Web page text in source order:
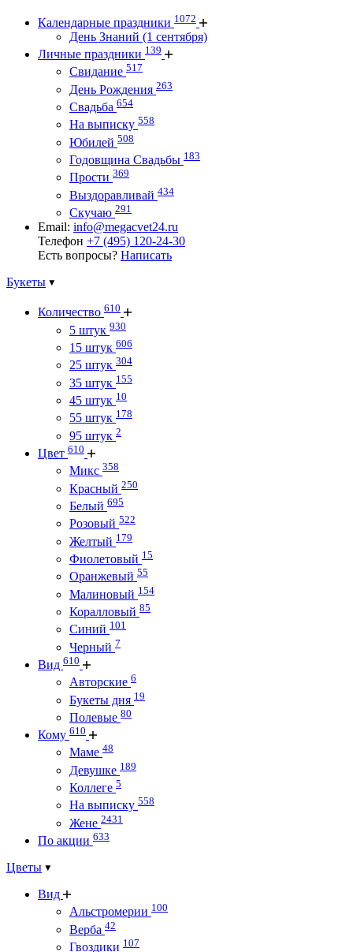
Календарные праздники 1072
День Знаний (1 сентября)
Личные праздники 139
Свидание 517
День Рождения 263
Свадьба 654
На выписку 558
Юбилей 508
Годовщина Свадьбы 183
Прости 369
Выздоравливай 434
Скучаю 291
Email: info@megacvet24.ru
Телефон +7 (495) 120-24-30
Есть вопросы? Написать
Букеты
Количество 610
5 штук 930
15 штук 606
25 штук 304
35 штук 155
45 штук 10
55 штук 178
95 штук 2
Цвет 610
Микс 358
Красный 250
Белый 695
Розовый 522
Желтый 179
Фиолетовый 15
Оранжевый 55
Малиновый 154
Коралловый 85
Синий 101
Черный 7
Вид 610
Авторские 6
Букеты дня 19
Полевые 80
Кому 610
Маме 48
Девушке 189
Коллеге 5
На выписку 558
Жене 2431
По акции 633
Цветы
Вид
Альстромерии 100
Верба 42
Гвоздики 107